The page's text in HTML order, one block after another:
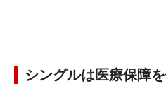
シングルは医療保障